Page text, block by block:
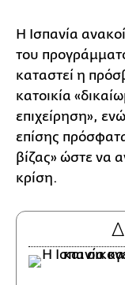
Η Ισπανία
του
καταστεί η
κατοικία
επιχείρηση»,
επίσης
βίζας» ώστε να
κρίση.